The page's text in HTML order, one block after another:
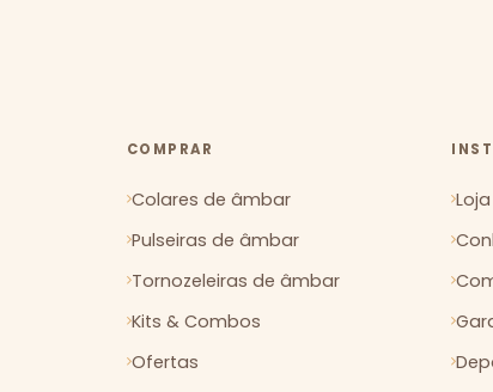
COMPRAR
Colares de âmbar
Pulseiras de âmbar
Tornozeleiras de âmbar
Kits & Combos
Ofertas